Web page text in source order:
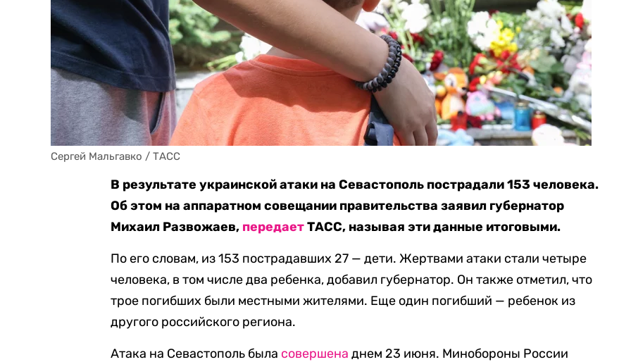
Сергей Мальгавко / ТАСС
В результате украинской атаки на Севастополь пострадали 153 человека.
Об этом на аппаратном совещании правительства заявил губернатор
Михаил Развожаев, передаетТАСС, называя эти данные итоговыми.
По его словам, из 153 пострадавших 27 — дети. Жертвами атаки стали четыре
человека, в том числе два ребенка, добавил губернатор. Он также отметил, что
трое погибших были местными жителями. Еще один погибший — ребенок из
другого российского региона.
Атака на Севастополь была совершена днем 23 июня. Минобороны России